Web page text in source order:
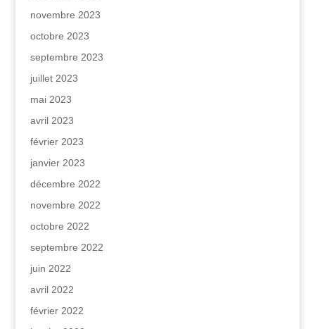
novembre 2023
octobre 2023
septembre 2023
juillet 2023
mai 2023
avril 2023
février 2023
janvier 2023
décembre 2022
novembre 2022
octobre 2022
septembre 2022
juin 2022
avril 2022
février 2022